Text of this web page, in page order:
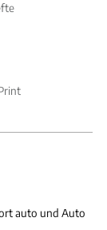
auto und Auto